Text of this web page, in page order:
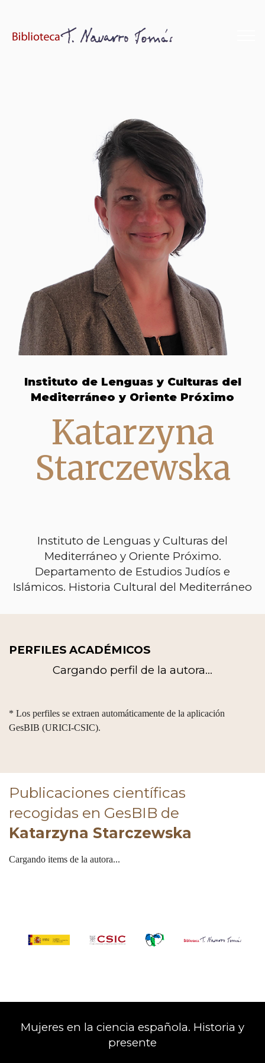
Instituto de Lenguas y Culturas del
Mediterráneo y Oriente Próximo
Katarzyna
Starczewska
Instituto de Lenguas y Culturas del
Mediterráneo y Oriente Próximo.
Departamento de Estudios Judíos e
Islámicos. Historia Cultural del Mediterráneo
PERFILES ACADÉMICOS
Cargando perfil de la autora...
* Los perfiles se extraen automáticamente de la aplicación
GesBIB (URICI-CSIC).
Publicaciones científicas
recogidas en GesBIB de
Katarzyna Starczewska
Cargando items de la autora...
Mujeres en la ciencia española. Historia y
presente